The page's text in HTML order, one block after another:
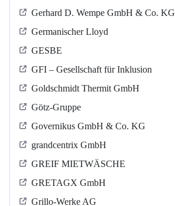
Gerhard D. Wempe GmbH & Co. KG
Germanischer Lloyd
GESBE
GFI – Gesellschaft für Inklusion
Goldschmidt Thermit GmbH
Götz-Gruppe
Governikus GmbH & Co. KG
grandcentrix GmbH
GREIF MIETWÄSCHE
GRETAGX GmbH
Grillo-Werke AG